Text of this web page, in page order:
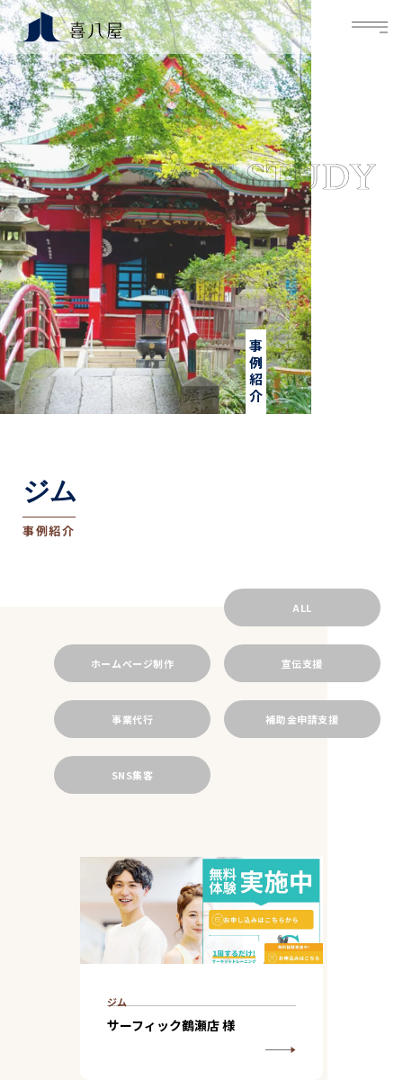
事例紹介
ジム
事例紹介
ALL
ホームページ制作 宣伝支援
事業代行 補助金申請支援
SNS集客
サーフィック鶴瀬店 様
ジム